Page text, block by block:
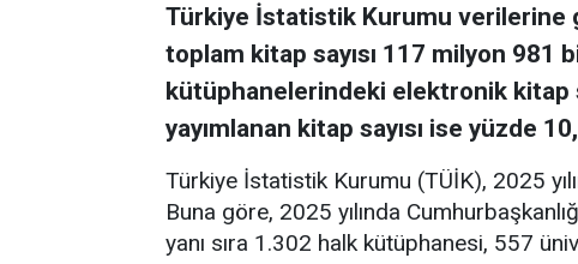
Türkiye İstatistik Kurumu verilerine
toplam kitap sayısı 117 milyon 981
kütüphanelerindeki elektronik kitap
yayımlanan kitap sayısı ise yüzde
Türkiye İstatistik Kurumu (TÜİK), 2025
Buna göre, 2025 yılında
yanı sıra 1.302 halk kütüphanesi, 557